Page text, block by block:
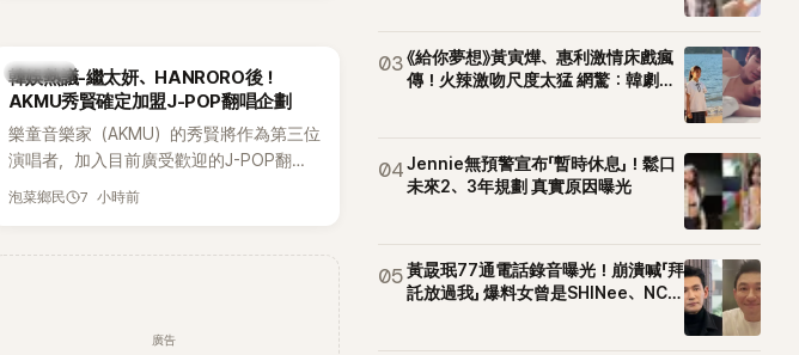
熱議討論
韓娛熱議-繼太妍、HANRORO後！
AKMU秀賢確定加盟J-POP翻唱企劃
樂童音樂家（AKMU）的秀賢將作為第三位
演唱者，加入目前廣受歡迎的J-POP翻唱
企劃。繼太妍和Hanroro之後，秀賢已獲
泡菜鄉民 7 小時前
廣告
03《給你夢想》黃寅燁、惠利激情床戲瘋
傳！火辣激吻尺度太猛 網驚：韓劇太
04Jennie無預警宣布「暫時休息」！鬆口
未來2、3年規劃 真實原因曝光
05黃晸珉77通電話錄音曝光！崩潰喊「拜
託放過我」 爆料女曾是SHINee、NCT